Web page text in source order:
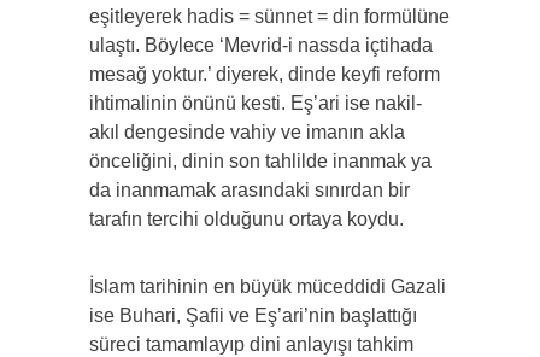
eşitleyerek hadis = sünnet = din formülüne
ulaştı. Böylece ‘Mevrid-i nassda içtihada
mesağ yoktur.’ diyerek, dinde keyfi reform
ihtimalinin önünü kesti. Eş’ari ise nakil-
akıl dengesinde vahiy ve imanın akla
önceliğini, dinin son tahlilde inanmak ya
da inanmamak arasındaki sınırdan bir
tarafın tercihi olduğunu ortaya koydu.
İslam tarihinin en büyük müceddidi Gazali
ise Buhari, Şafii ve Eş’ari’nin başlattığı
süreci tamamlayıp dini anlayışı tahkim